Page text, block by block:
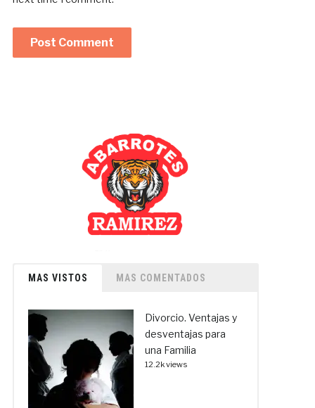
MAS VISTOS MAS COMENTADOS
Divorcio. Ventajas y
desventajas para
una Familia
12.2k views